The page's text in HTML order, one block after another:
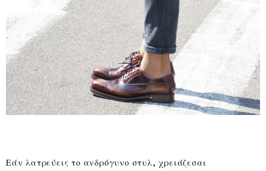
Εάν λατρεύεις το ανδρόγυνο στυλ, χρειάζεσαι